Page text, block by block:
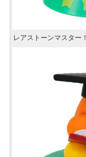
レアストーンマスター！